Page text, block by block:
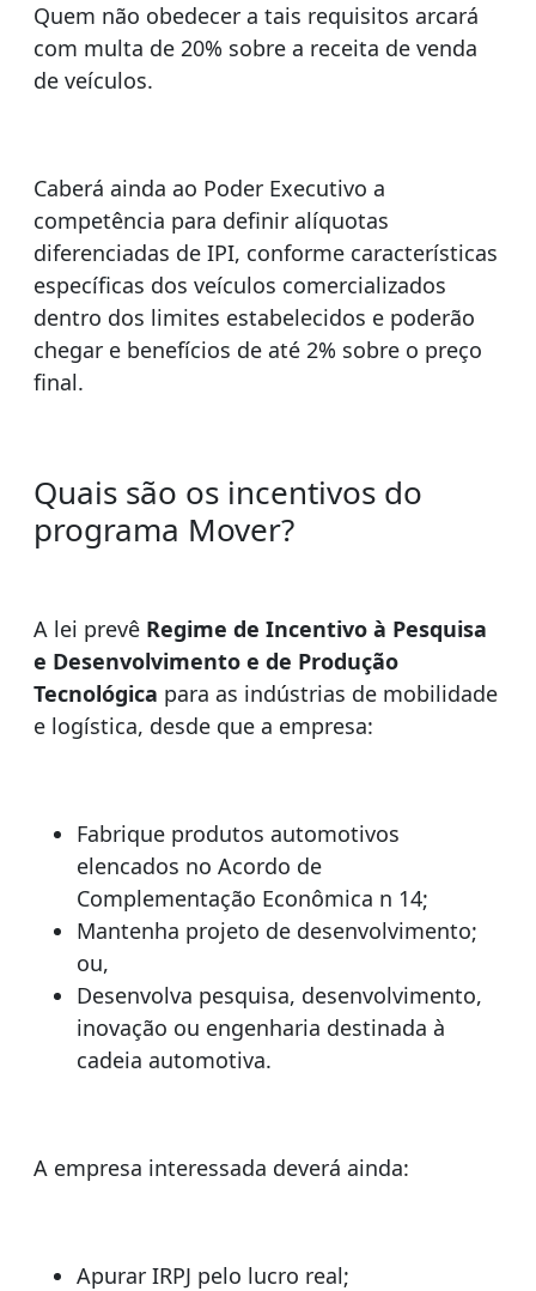
Quem não obedecer a tais requisitos arcará
com multa de 20% sobre a receita de venda
de veículos.
Caberá ainda ao Poder Executivo a
competência para definir alíquotas
diferenciadas de IPI, conforme características
específicas dos veículos comercializados
dentro dos limites estabelecidos e poderão
chegar e benefícios de até 2% sobre o preço
final.
Quais são os incentivos do
programa Mover?
A lei prevê Regime de Incentivo à Pesquisa
e Desenvolvimento e de Produção
Tecnológica para as indústrias de mobilidade
e logística, desde que a empresa:
Fabrique produtos automotivos
elencados no Acordo de
Complementação Econômica n 14;
Mantenha projeto de desenvolvimento;
ou,
Desenvolva pesquisa, desenvolvimento,
inovação ou engenharia destinada à
cadeia automotiva.
A empresa interessada deverá ainda:
Apurar IRPJ pelo lucro real;